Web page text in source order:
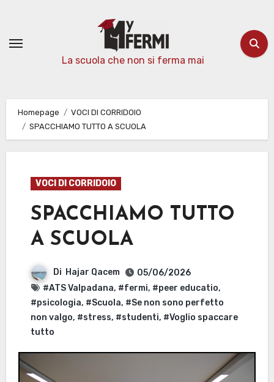
contenuto
La scuola che non si ferma mai
Homepage
VOCI DI CORRIDOIO
SPACCHIAMO TUTTO A SCUOLA
VOCI DI CORRIDOIO
SPACCHIAMO TUTTO
A SCUOLA
Di Hajar Qacem
05/06/2026
#ATS Valpadana, #fermi, #peer educatio,
#psicologia, #Scuola, #Se non sono perfetto
non valgo, #stress, #studenti, #Voglio spaccare
tutto